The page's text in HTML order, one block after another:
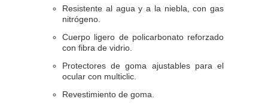
Resistente al agua y a la niebla, con gas
nitrógeno.
Cuerpo ligero de policarbonato reforzado
con fibra de vidrio.
Protectores de goma ajustables para el
ocular con multiclic.
Revestimiento de goma.